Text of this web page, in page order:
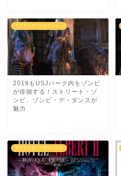
サプライズ・ハロウィーン
2019もUSJパーク内をゾンビ
が徘徊する！ストリート・ゾ
ンビ、ゾンビ・デ・ダンスが
魅力
サプライズ・ハロウィーン